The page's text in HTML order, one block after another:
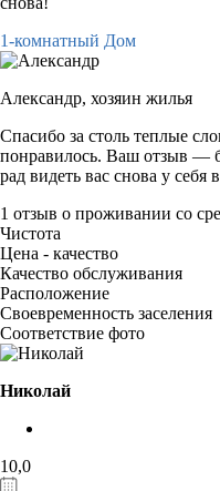
1-комнатный Дом
Александр, хозяин жилья
Спасибо за столь теплые
понравилось. Ваш отзыв —
рад видеть вас снова у себя
1 отзыв о проживании со
Чистота
Цена - качество
Качество обслуживания
Расположение
Своевременность заселения
Соответствие фото
Николай
10,0